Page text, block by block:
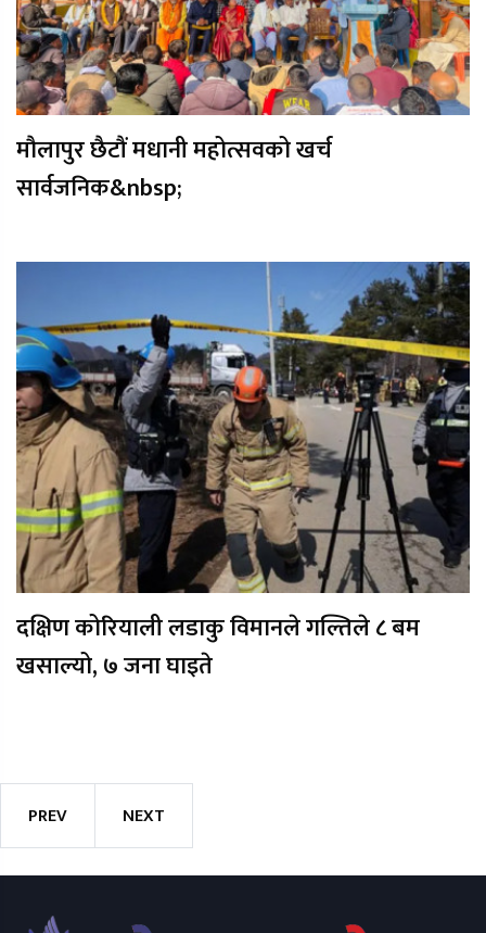
मौलापुर छैटौं मधानी महोत्सवको खर्च
सार्वजनिक&nbsp;
दक्षिण कोरियाली लडाकु विमानले गल्तिले ८ बम
खसाल्यो, ७ जना घाइते
PREV NEXT